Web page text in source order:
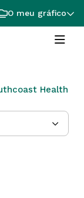
O meu gráfico
Health